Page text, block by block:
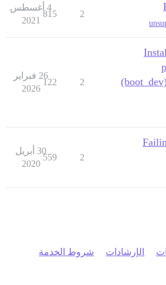
2
815
4 أغسطس
2021
2
122
26 فبراير
2026
2
559
30 أبريل
2020
الإرشادات شروط الخدمة